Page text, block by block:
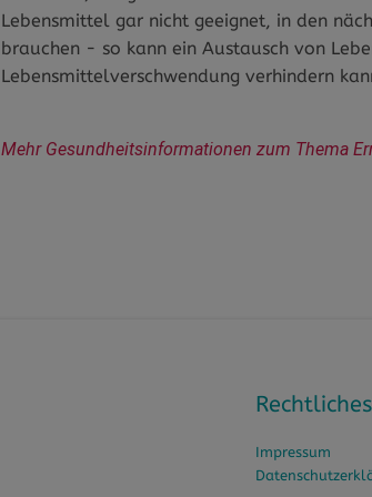
Lebensmittel gar nicht geeignet, in den
brauchen - so kann ein Austausch von
Lebensmittelverschwendung verhindern
Mehr Gesundheitsinformationen zum Thema
Rechtliches
Impressum